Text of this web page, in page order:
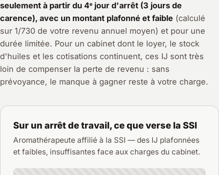
seulement à partir du 4ᵉ jour d'arrêt (3 jours de
carence), avec un montant plafonné et faible (calculé
sur 1/730 de votre revenu annuel moyen) et pour une
durée limitée. Pour un cabinet dont le loyer, le stock
d'huiles et les cotisations continuent, ces IJ sont très
loin de compenser la perte de revenu : sans
prévoyance, le manque à gagner reste à votre charge.
Sur un arrêt de travail, ce que verse la SSI
Aromathérapeute affilié à la SSI — des IJ plafonnées
et faibles, insuffisantes face aux charges du cabinet.